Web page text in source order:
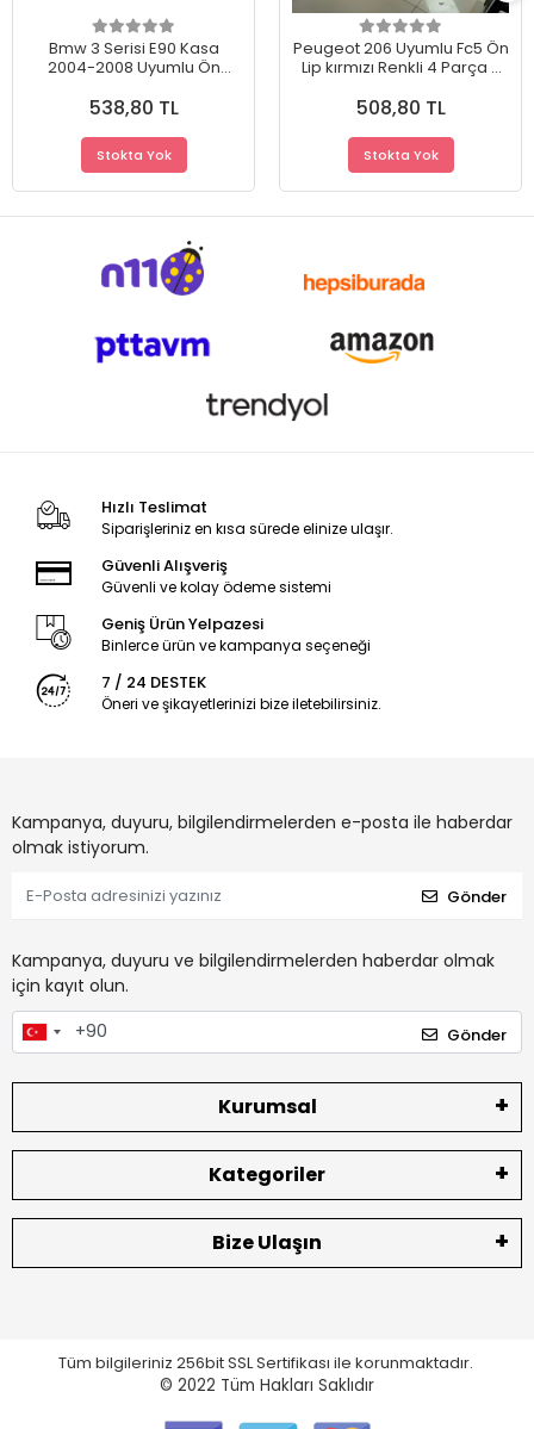
Bmw 3 Serisi E90 Kasa
2004-2008 Uyumlu Ön
Black Dayanıklı Malzeme
538,80 TL
Stokta Yok
Peugeot 206 Uyumlu Fc5 Ön
Lip kırmızı Renkli 4 Parça -
Malzeme
508,80 TL
Stokta Yok
Hızlı Teslimat
Siparişleriniz en kısa sürede elinize ulaşır.
Güvenli Alışveriş
Güvenli ve kolay ödeme sistemi
Geniş Ürün Yelpazesi
Binlerce ürün ve kampanya seçeneği
7 / 24 DESTEK
Öneri ve şikayetlerinizi bize iletebilirsiniz.
Kampanya, duyuru, bilgilendirmelerden e-posta ile haberdar
olmak istiyorum.
Gönder
Kampanya, duyuru ve bilgilendirmelerden haberdar olmak
için kayıt olun.
Gönder
Kurumsal
Kategoriler
Bize Ulaşın
Tüm bilgileriniz 256bit SSL Sertifikası ile korunmaktadır.
© 2022 Tüm Hakları Saklıdır